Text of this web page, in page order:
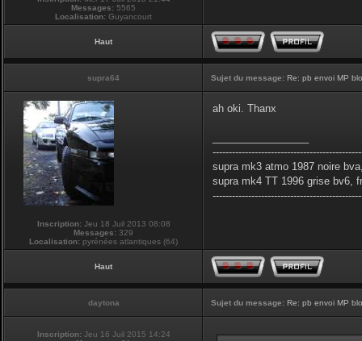
Messages: 5565
Localisation: Guyancourt
Haut
supra64 Sujet du message: Re: pb envoi MP
Inscription:Jeu 18 Juil 2013 08:08
Messages: 329
Localisation: pyrénées atlantiques (64)
ah oki. Thanx
supra mk3 atmo 1987 noire
supra mk4 TT 1996 grise bv6,
Haut
daytona Sujet du message: Re: pb envoi MP
Inscription: Jeu 16 Juil 2015 14:24